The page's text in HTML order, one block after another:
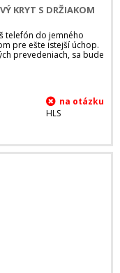
KRYT S DRŽIAKOM
telefón do jemného
pre ešte istejší úchop.
prevedeniach, sa bude
HLS